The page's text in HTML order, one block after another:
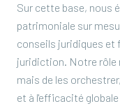
Sur cette base, nous
patrimoniale sur
conseils juridiques et
juridiction. Notre rôle
mais de les
et à l'efficacité